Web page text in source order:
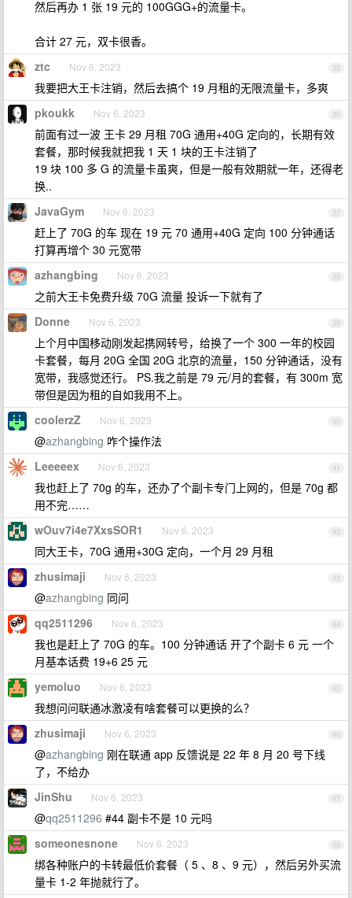
然后再办 1 张 19 元的 100GGG+的流量卡。
合计 27 元，双卡很香。
35
ztc Nov 6, 2023
我要把大王卡注销，然后去搞个 19 月租的无限流量卡，多爽
36
pkoukk Nov 6, 2023
前面有过一波 王卡 29 月租 70G 通用+40G 定向的，长期有效
套餐，那时候我就把我 1 天 1 块的王卡注销了
19 块 100 多 G 的流量卡虽爽，但是一般有效期就一年，还得老
换..
37
JavaGym Nov 6, 2023
赶上了 70G 的车 现在 19 元 70 通用+40G 定向 100 分钟通话
打算再增个 30 元宽带
38
azhangbing Nov 6, 2023
之前大王卡免费升级 70G 流量 投诉一下就有了
39
Donne Nov 6, 2023
上个月中国移动刚发起携网转号，给换了一个 300 一年的校园
卡套餐，每月 20G 全国 20G 北京的流量，150 分钟通话，没有
宽带，我感觉还行。 PS.我之前是 79 元/月的套餐，有 300m 宽
带但是因为租的自如我用不上。
40
coolerzZ Nov 6, 2023
@azhangbing 咋个操作法
41
Leeeeex Nov 6, 2023
我也赶上了 70g 的车，还办了个副卡专门上网的，但是 70g 都
用不完……
42
wOuv7i4e7XxsSOR1 Nov 6, 2023
同大王卡，70G 通用+30G 定向，一个月 29 月租
43
zhusimaji Nov 6, 2023
@azhangbing 同问
44
qq2511296 Nov 6, 2023
我也是赶上了 70G 的车。100 分钟通话 开了个副卡 6 元 一个
月基本话费 19+6 25 元
45
yemoluo Nov 6, 2023
我想问问联通冰激凌有啥套餐可以更换的么？
46
zhusimaji Nov 6, 2023
@azhangbing 刚在联通 app 反馈说是 22 年 8 月 20 号下线
了，不给办
47
JinShu Nov 6, 2023
@qq2511296 #44 副卡不是 10 元吗
48
someonesnone Nov 6, 2023
绑各种账户的卡转最低价套餐（ 5 、8 、9 元），然后另外买流
量卡 1-2 年抛就行了。